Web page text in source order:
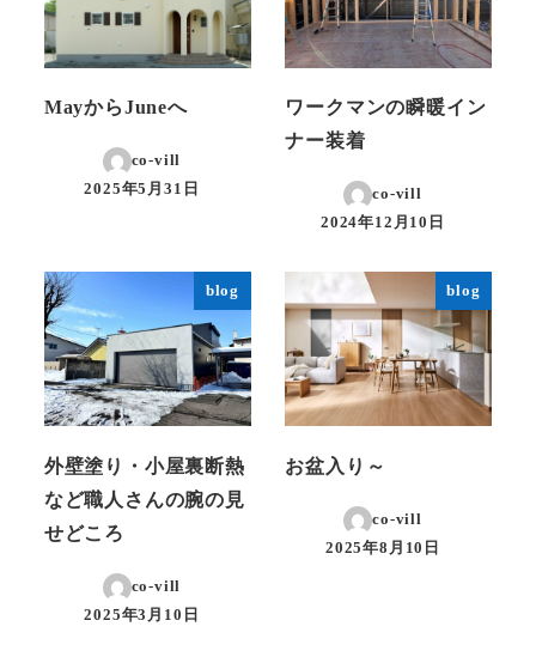
MayからJuneへ
co-vill
投稿日
2025年5月31日
ワークマンの瞬暖イン
ナー装着
co-vill
投稿日
2024年12月10日
blog
外壁塗り・小屋裏断熱
など職人さんの腕の見
せどころ
co-vill
投稿日
2025年3月10日
blog
お盆入り～
co-vill
投稿日
2025年8月10日